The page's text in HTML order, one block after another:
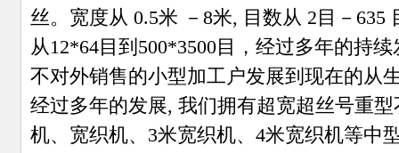
丝。宽度从 0.5米 －8米, 目数从 2目－635
从12*64目到500*3500目，经过多年的持
不对外销售的小型加工户发展到现在的从
经过多年的发展, 我们拥有超宽超丝号重
机、宽织机、3米宽织机、4米宽织机等中